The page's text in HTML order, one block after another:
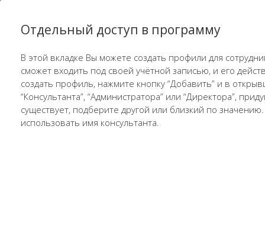
Отдельный доступ в программу
В этой вкладке Вы можете создать профили для
сможет входить под своей учётной записью, и его
создать профиль, нажмите кнопку “Добавить” и в
“Консультанта”, “Администратора” или “Директора”,
существует, подберите другой или близкий по
использовать имя консультанта.